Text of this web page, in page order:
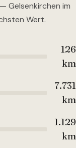
Gelsenkirchen im
Wert.
126
km
7.731
km
1.129
km